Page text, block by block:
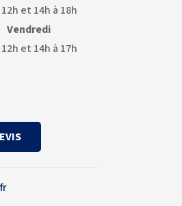
et 14h à 18h
Vendredi
et 14h à 17h